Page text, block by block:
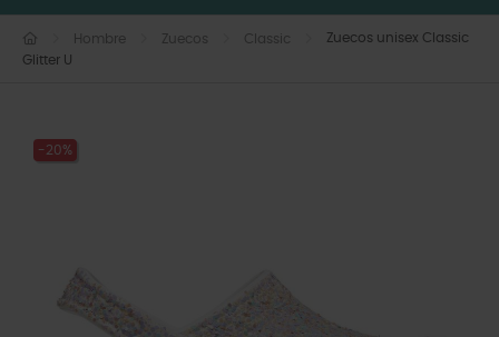
Hombre Zuecos Classic
Zuecos unisex Classic
Glitter U
-20%